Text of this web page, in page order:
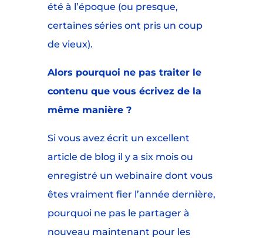
été à l’époque (ou presque,
certaines séries ont pris un coup
de vieux).
Alors pourquoi ne pas traiter le
contenu que vous écrivez de la
même manière ?
Si vous avez écrit un excellent
article de blog il y a six mois ou
enregistré un webinaire dont vous
êtes vraiment fier l’année dernière,
pourquoi ne pas le partager à
nouveau maintenant pour les